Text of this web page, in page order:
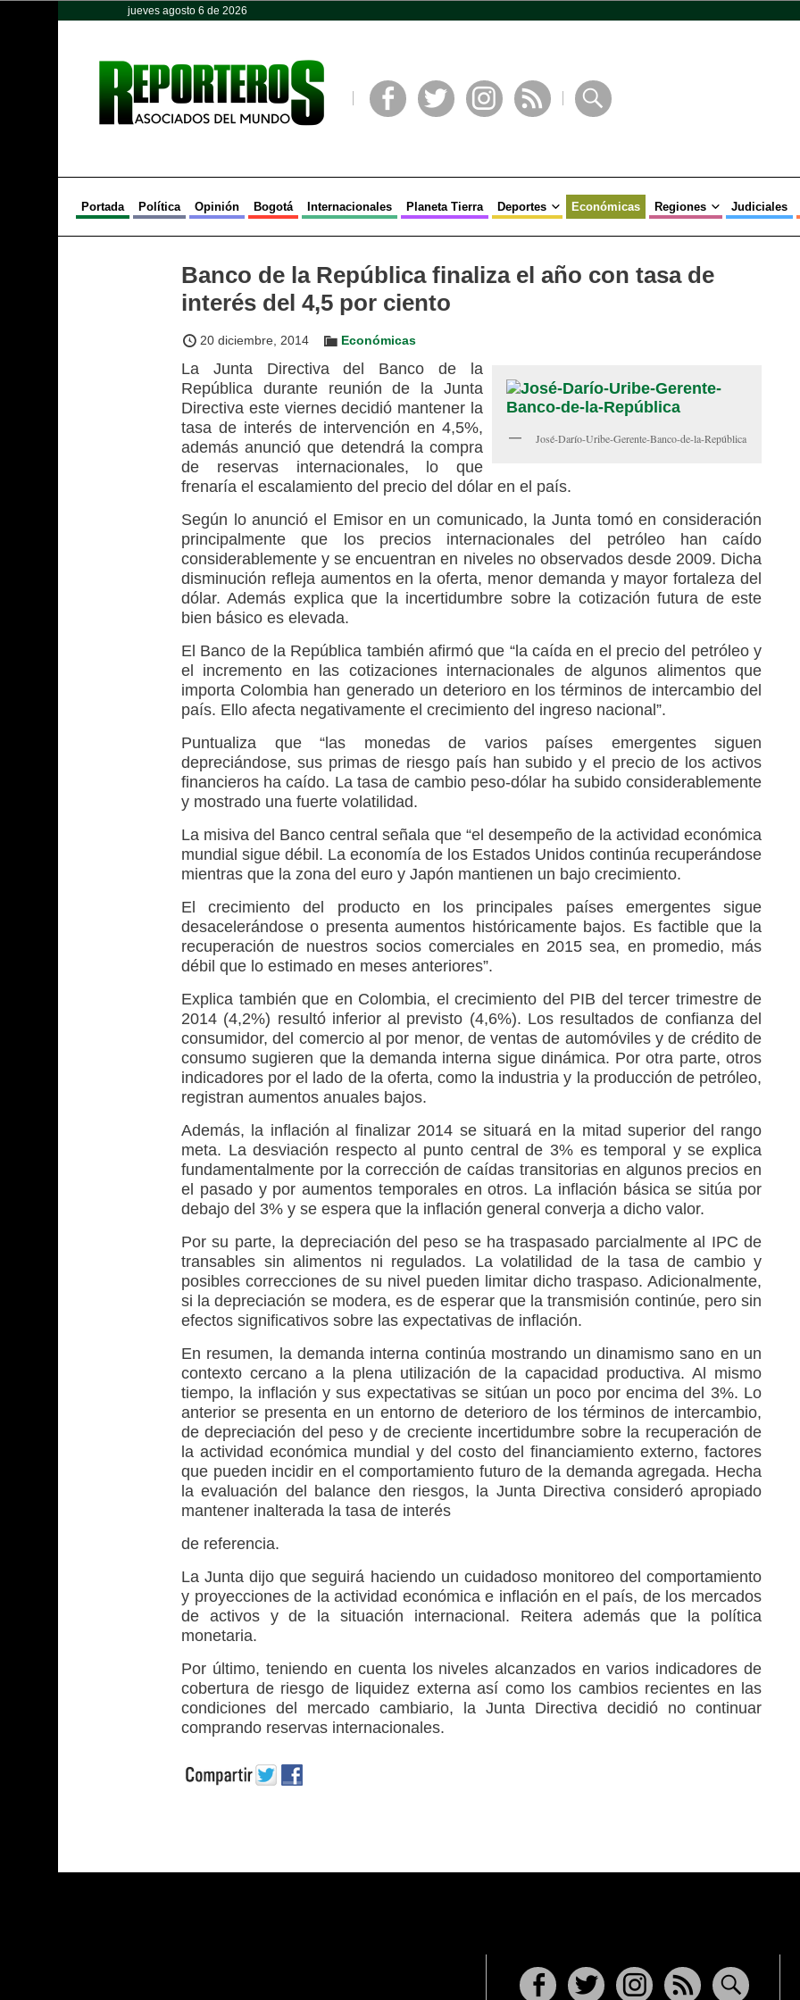
jueves agosto 6 de 2026
Portada Política Opinión Bogotá Internacionales Planeta Tierra Deportes Económicas Regiones Judiciales
Banco de la República finaliza el año con tasa de
interés del 4,5 por ciento
20 diciembre, 2014 Económicas
José-Darío-Uribe-Gerente-Banco-de-la-República
La Junta Directiva del Banco de la
República durante reunión de la Junta
Directiva este viernes decidió mantener la
tasa de interés de intervención en 4,5%,
además anunció que detendrá la compra
de reservas internacionales, lo que
frenaría el escalamiento del precio del dólar en el país.
Según lo anunció el Emisor en un comunicado, la Junta tomó en consideración
principalmente que los precios internacionales del petróleo han caído
considerablemente y se encuentran en niveles no observados desde 2009. Dicha
disminución refleja aumentos en la oferta, menor demanda y mayor fortaleza del
dólar. Además explica que la incertidumbre sobre la cotización futura de este
bien básico es elevada.
El Banco de la República también afirmó que “la caída en el precio del petróleo y
el incremento en las cotizaciones internacionales de algunos alimentos que
importa Colombia han generado un deterioro en los términos de intercambio del
país. Ello afecta negativamente el crecimiento del ingreso nacional”.
Puntualiza que “las monedas de varios países emergentes siguen
depreciándose, sus primas de riesgo país han subido y el precio de los activos
financieros ha caído. La tasa de cambio peso-dólar ha subido considerablemente
y mostrado una fuerte volatilidad.
La misiva del Banco central señala que “el desempeño de la actividad económica
mundial sigue débil. La economía de los Estados Unidos continúa recuperándose
mientras que la zona del euro y Japón mantienen un bajo crecimiento.
El crecimiento del producto en los principales países emergentes sigue
desacelerándose o presenta aumentos históricamente bajos. Es factible que la
recuperación de nuestros socios comerciales en 2015 sea, en promedio, más
débil que lo estimado en meses anteriores”.
Explica también que en Colombia, el crecimiento del PIB del tercer trimestre de
2014 (4,2%) resultó inferior al previsto (4,6%). Los resultados de confianza del
consumidor, del comercio al por menor, de ventas de automóviles y de crédito de
consumo sugieren que la demanda interna sigue dinámica. Por otra parte, otros
indicadores por el lado de la oferta, como la industria y la producción de petróleo,
registran aumentos anuales bajos.
Además, la inflación al finalizar 2014 se situará en la mitad superior del rango
meta. La desviación respecto al punto central de 3% es temporal y se explica
fundamentalmente por la corrección de caídas transitorias en algunos precios en
el pasado y por aumentos temporales en otros. La inflación básica se sitúa por
debajo del 3% y se espera que la inflación general converja a dicho valor.
Por su parte, la depreciación del peso se ha traspasado parcialmente al IPC de
transables sin alimentos ni regulados. La volatilidad de la tasa de cambio y
posibles correcciones de su nivel pueden limitar dicho traspaso. Adicionalmente,
si la depreciación se modera, es de esperar que la transmisión continúe, pero sin
efectos significativos sobre las expectativas de inflación.
En resumen, la demanda interna continúa mostrando un dinamismo sano en un
contexto cercano a la plena utilización de la capacidad productiva. Al mismo
tiempo, la inflación y sus expectativas se sitúan un poco por encima del 3%. Lo
anterior se presenta en un entorno de deterioro de los términos de intercambio,
de depreciación del peso y de creciente incertidumbre sobre la recuperación de
la actividad económica mundial y del costo del financiamiento externo, factores
que pueden incidir en el comportamiento futuro de la demanda agregada. Hecha
la evaluación del balance den riesgos, la Junta Directiva consideró apropiado
mantener inalterada la tasa de interés
de referencia.
La Junta dijo que seguirá haciendo un cuidadoso monitoreo del comportamiento
y proyecciones de la actividad económica e inflación en el país, de los mercados
de activos y de la situación internacional. Reitera además que la política
monetaria.
Por último, teniendo en cuenta los niveles alcanzados en varios indicadores de
cobertura de riesgo de liquidez externa así como los cambios recientes en las
condiciones del mercado cambiario, la Junta Directiva decidió no continuar
comprando reservas internacionales.
Opinión Política